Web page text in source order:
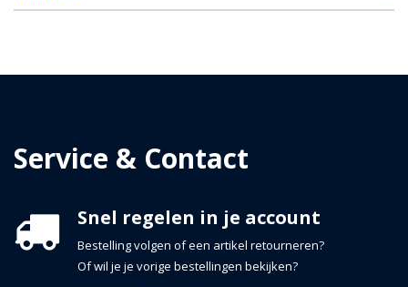
Service & Contact
Snel regelen in je account
Bestelling volgen of een artikel retourneren?
Of wil je je vorige bestellingen bekijken?